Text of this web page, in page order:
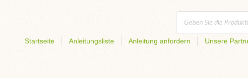
Startseite Anleitungsliste Anleitung anfordern Unsere